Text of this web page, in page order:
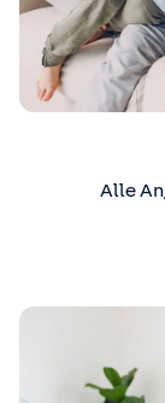
Alle